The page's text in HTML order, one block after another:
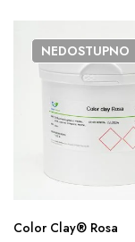
NEDOSTUPNO
Color Clay® Rosa